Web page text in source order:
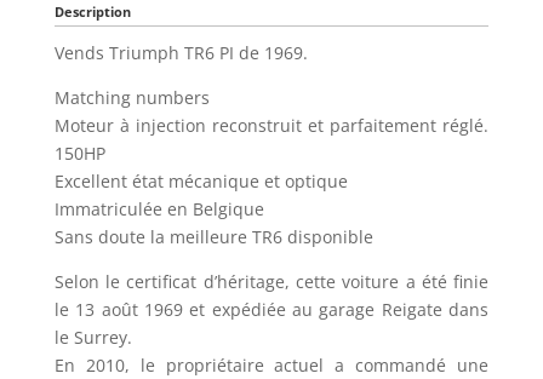
Description
Vends Triumph TR6 PI de 1969.
Matching numbers
Moteur à injection reconstruit et parfaitement réglé.
150HP
Excellent état mécanique et optique
Immatriculée en Belgique
Sans doute la meilleure TR6 disponible
Selon le certificat d’héritage, cette voiture a été finie
le 13 août 1969 et expédiée au garage Reigate dans
le Surrey.
En 2010, le propriétaire actuel a commandé une